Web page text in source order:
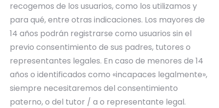
recogemos de los usuarios, como los utilizamos y
para qué, entre otras indicaciones. Los mayores de
14 años podrán registrarse como usuarios sin el
previo consentimiento de sus padres, tutores o
representantes legales. En caso de menores de 14
años o identificados como «incapaces legalmente»,
siempre necesitaremos del consentimiento
paterno, o del tutor / a o representante legal.